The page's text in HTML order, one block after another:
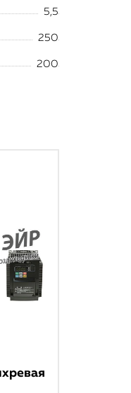
5,5
250
200